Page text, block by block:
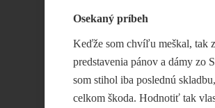
Osekaný príbeh
Keďže som chvíľu meškal, tak z
predstavenia pánov a dámy zo
som stihol iba poslednú
celkom škoda. Hodnotiť tak